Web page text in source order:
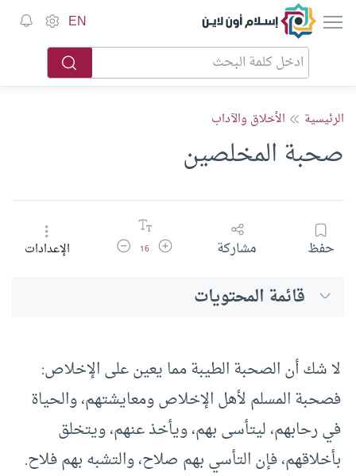
إسلام أون لاين EN
الرئيسية الأخلاق والآداب
صحبة المخلصين
حفظ مشاركة زيادة حجم الخط
16 تقليل حجم الخطالإعدادات
قائمة المحتويات
لا شك أن الصحبة الطيبة مما يعين على الإخلاص:
فصحبة المسلم لأهل الإخلاص ومعايشتهم، والحياة
في رحابهم، ليتأسى بهم، ويأخذ عنهم، ويتخلق
بأخلاقهم، فإن التأسي بهم صلاح، والتشبه بهم فلاح.